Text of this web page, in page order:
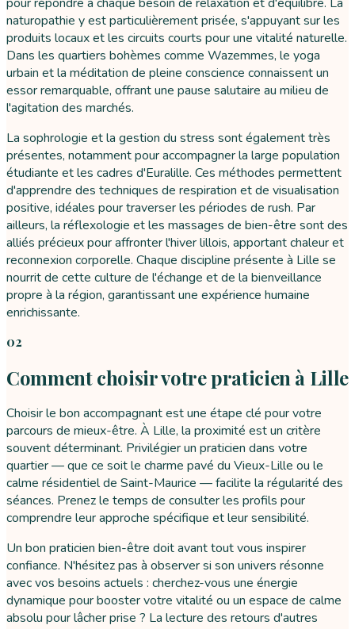
pour répondre à chaque besoin de relaxation et d'équilibre. La
naturopathie y est particulièrement prisée, s'appuyant sur les
produits locaux et les circuits courts pour une vitalité naturelle.
Dans les quartiers bohèmes comme Wazemmes, le yoga
urbain et la méditation de pleine conscience connaissent un
essor remarquable, offrant une pause salutaire au milieu de
l'agitation des marchés.
La sophrologie et la gestion du stress sont également très
présentes, notamment pour accompagner la large population
étudiante et les cadres d'Euralille. Ces méthodes permettent
d'apprendre des techniques de respiration et de visualisation
positive, idéales pour traverser les périodes de rush. Par
ailleurs, la réflexologie et les massages de bien-être sont des
alliés précieux pour affronter l'hiver lillois, apportant chaleur et
reconnexion corporelle. Chaque discipline présente à Lille se
nourrit de cette culture de l'échange et de la bienveillance
propre à la région, garantissant une expérience humaine
enrichissante.
02
Comment choisir votre praticien à Lille
Choisir le bon accompagnant est une étape clé pour votre
parcours de mieux-être. À Lille, la proximité est un critère
souvent déterminant. Privilégier un praticien dans votre
quartier — que ce soit le charme pavé du Vieux-Lille ou le
calme résidentiel de Saint-Maurice — facilite la régularité des
séances. Prenez le temps de consulter les profils pour
comprendre leur approche spécifique et leur sensibilité.
Un bon praticien bien-être doit avant tout vous inspirer
confiance. N'hésitez pas à observer si son univers résonne
avec vos besoins actuels : cherchez-vous une énergie
dynamique pour booster votre vitalité ou un espace de calme
absolu pour lâcher prise ? La lecture des retours d'autres